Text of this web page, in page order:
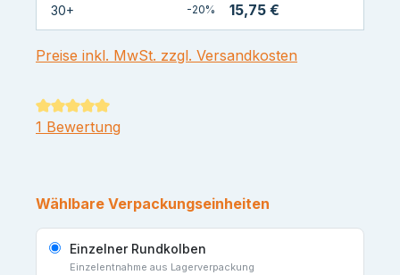
30+ -20% 15,75 €
Preise inkl. MwSt. zzgl. Versandkosten
Durchschnittliche Bewertung von 5 von 5 Sternen
1 Bewertung
Wählbare Verpackungseinheiten
Einzelner Rundkolben
Einzelentnahme aus Lagerverpackung